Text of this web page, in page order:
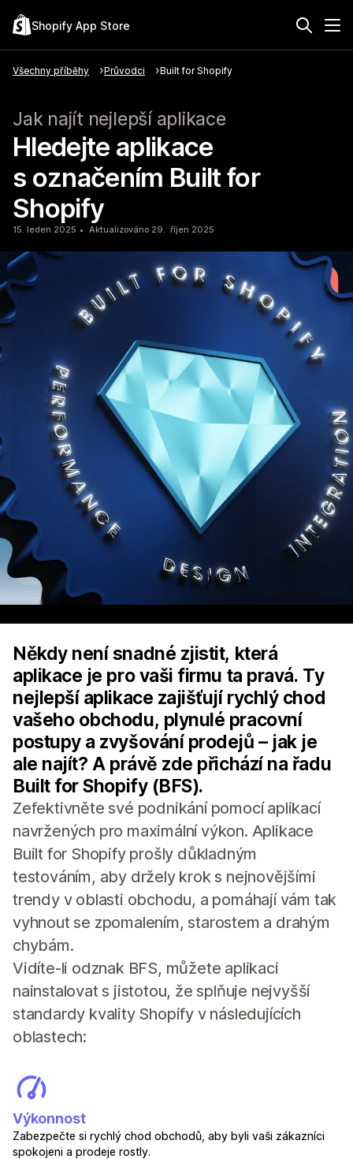
Shopify App Store
Všechny příběhy Průvodci Built for Shopify
Jak najít nejlepší aplikace
Hledejte aplikace
s označením Built for
Shopify
15. leden 2025 Aktualizováno 29. říjen 2025
Někdy není snadné zjistit, která
aplikace je pro vaši firmu ta pravá. Ty
nejlepší aplikace zajišťují rychlý chod
vašeho obchodu, plynulé pracovní
postupy a zvyšování prodejů – jak je
ale najít? A právě zde přichází na řadu
Built for Shopify (BFS).
Zefektivněte své podnikání pomocí aplikací
navržených pro maximální výkon. Aplikace
Built for Shopify prošly důkladným
testováním, aby držely krok s nejnovějšími
trendy v oblasti obchodu, a pomáhají vám tak
vyhnout se zpomalením, starostem a drahým
chybám.
Vidíte-li odznak BFS, můžete aplikaci
nainstalovat s jistotou, že splňuje nejvyšší
standardy kvality Shopify v následujících
oblastech:
Výkonnost
Zabezpečte si rychlý chod obchodů, aby byli vaši zákazníci
spokojeni a prodeje rostly.